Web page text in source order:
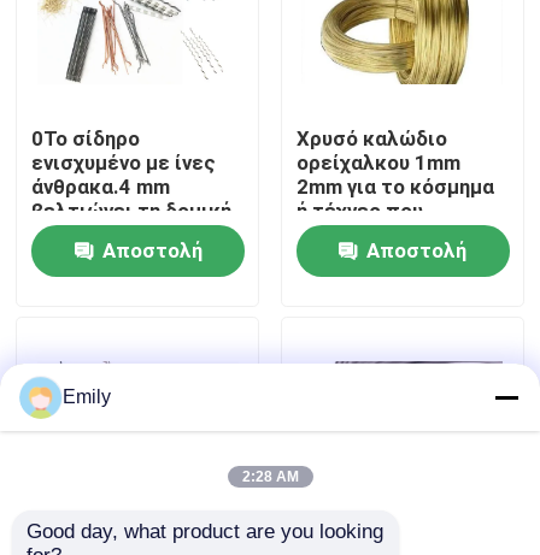
Σχετικά με εμάς
Επισκέψεις στο εργοστάσιο
Έλεγχος ποιότητας
Επικοινωνήστε μαζί μας
Υποθέσεις
Επεκταθε'ν πλέγμα καλωδίων μετάλλων
Διατρυπημένο πλέγμα καλωδίων μετάλλων
0Το σίδηρο
ενισχυμένο με ίνες
άνθρακα.4 mm
βελτιώνει τη δομική
αντοχή και
ακεραιότητα του
σκυροδέματος
Αποστολή
Χρυσό καλώδιο
ορείχαλκου 1mm
2mm για το κόσμημα
ή τέχνες που
προσαρμόζονται
Αποστολή
Emily
2:28 AM
Good day, what product are you looking